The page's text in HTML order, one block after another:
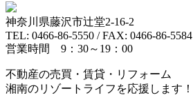
神奈川県藤沢市辻堂2-16-2
TEL: 0466-86-5550 / FAX: 0466-86-5584
営業時間 9：30～19：00
不動産の売買・賃貸・リフォーム
湘南のリゾートライフを応援します！